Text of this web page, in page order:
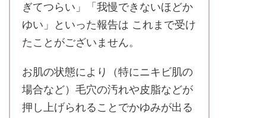
ぎてつらい」「我慢できないほどか
ゆい」といった報告は これまで受け
たことがございません。
お肌の状態により（特にニキビ肌の
場合など）毛穴の汚れや皮脂などが
押し上げられることでかゆみが出る